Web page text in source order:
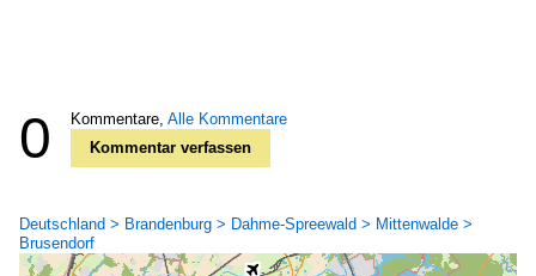
0 Kommentare, Alle Kommentare
Kommentar verfassen
Deutschland > Brandenburg > Dahme-Spreewald > Mittenwalde >
Brusendorf